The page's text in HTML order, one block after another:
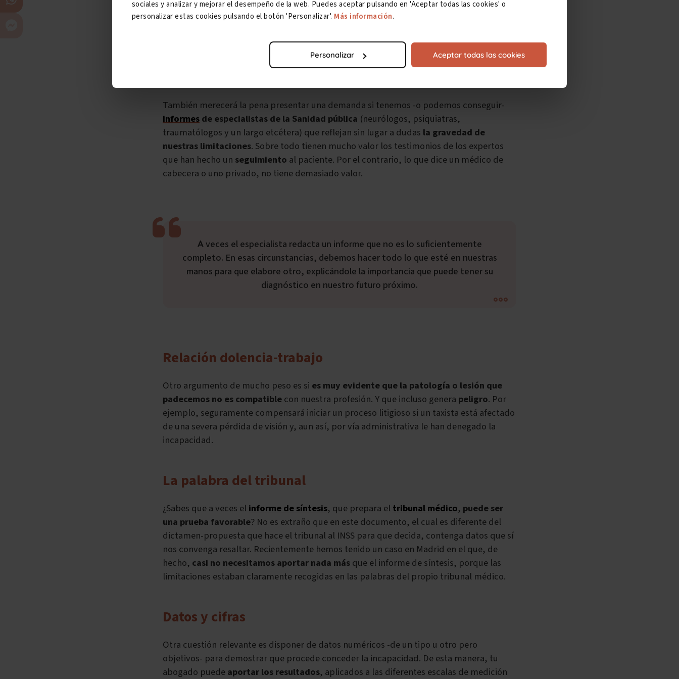
sociales y analizar y mejorar el desempeño de la web. Puedes aceptar pulsando en 'Aceptar todas las cookies' o
personalizar estas cookies pulsando el botón 'Personalizar'. Más información.
Personalizar Aceptar todas las cookies
visto muchas sentencias donde los jueces inclinan la balanza hacia el lado del trabajador
aunque quede algún tratamiento o terapia más sin experimentar, si se prevé que
También merecerá la pena presentar una demanda si tenemos -o podemos conseguir-
informesde especialistas de la Sanidad pública (neurólogos, psiquiatras,
traumatólogos y un largo etcétera) que reflejan sin lugar a dudas la gravedad de
nuestras limitaciones. Sobre todo tienen mucho valor los testimonios de los expertos
que han hecho un seguimiento al paciente. Por el contrario, lo que dice un médico de
cabecera o uno privado, no tiene demasiado valor.
A veces el especialista redacta un informe que no es lo suficientemente
completo. En esas circunstancias, debemos hacer todo lo que esté en nuestras
manos para que elabore otro, explicándole la importancia que puede tener su
diagnóstico en nuestro futuro próximo.
Relación dolencia-trabajo
Otro argumento de mucho peso es si es muy evidente que la patología o lesión que
padecemos no es compatiblecon nuestra profesión. Y que incluso genera peligro. Por
ejemplo, seguramente compensará iniciar un proceso litigioso si un taxista está afectado
de una severa pérdida de visión y, aun así, por vía administrativa le han denegado la
incapacidad.
La palabra del tribunal
¿Sabes que a veces el informe de síntesis, que prepara el tribunal médico, puede ser
una prueba favorable? No es extraño que en este documento, el cual es diferente del
dictamen-propuesta que hace el tribunal al INSS para que decida, contenga datos que sí
nos convenga resaltar. Recientemente hemos tenido un caso en Madrid en el que, de
hecho, casi no necesitamos aportar nada másque el informe de síntesis, porque las
limitaciones estaban claramente recogidas en las palabras del propio tribunal médico.
Datos y cifras
Otra cuestión relevante es disponer de datos numéricos -de un tipo u otro pero
objetivos- para demostrar que procede conceder la incapacidad. De esta manera, tu
abogado puedeaportar los resultados, aplicados a las diferentes escalas de medición